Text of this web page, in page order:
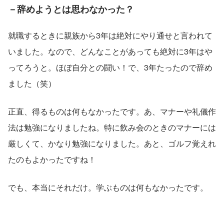
－辞めようとは思わなかった？
就職するときに親族から3年は絶対にやり通せと言われて
いました。なので、どんなことがあっても絶対に3年はや
ってろうと。ほぼ自分との闘い！で、3年たったので辞め
ました（笑）
正直、得るものは何もなかったです。あ、マナーや礼儀作
法は勉強になりましたね。特に飲み会のときのマナーには
厳しくて、かなり勉強になりました。あと、ゴルフ覚えれ
たのもよかったですね！
でも、本当にそれだけ。学ぶものは何もなかったです。